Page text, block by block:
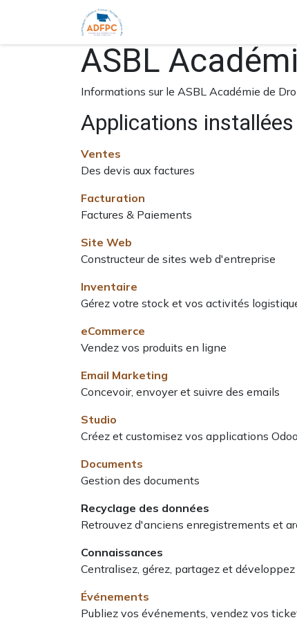
ASBL
Informations sur le ASBL Académie de
Applications installées
Ventes
Des devis aux factures
Facturation
Factures & Paiements
Site Web
Constructeur de sites web d'entreprise
Inventaire
Gérez votre stock et vos activités
eCommerce
Vendez vos produits en ligne
Email Marketing
Concevoir, envoyer et suivre des emails
Studio
Créez et customisez vos applications Odoo
Documents
Gestion des documents
Recyclage des données
Retrouvez d'anciens enregistrements et
Connaissances
Centralisez, gérez, partagez et
Événements
Publiez vos événements, vendez vos